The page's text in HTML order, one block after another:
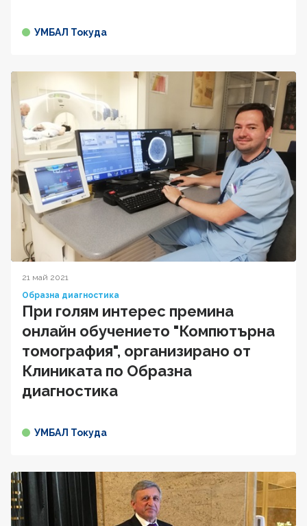
УМБАЛ Токуда
21 май 2021
Образна диагностика
При голям интерес премина
онлайн обучението "Компютърна
томография", организирано от
Клиниката по Образна
диагностика
УМБАЛ Токуда